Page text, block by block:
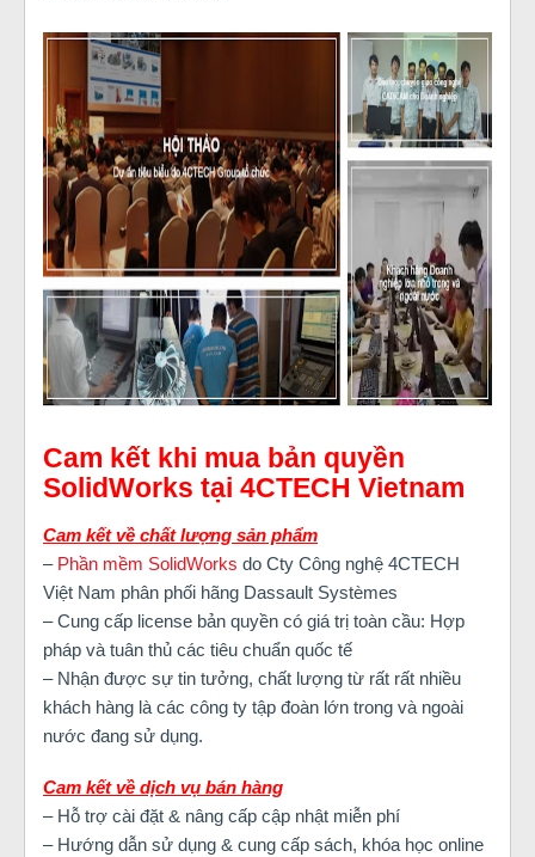
Cam kết khi mua bản quyền
SolidWorks tại 4CTECH Vietnam
Cam kết về chất lượng sản phẩm
– Phần mềm SolidWorks do Cty Công nghệ 4CTECH
Việt Nam phân phối hãng Dassault Systèmes
– Cung cấp license bản quyền có giá trị toàn cầu: Hợp
pháp và tuân thủ các tiêu chuẩn quốc tế
– Nhận được sự tin tưởng, chất lượng từ rất rất nhiều
khách hàng là các công ty tập đoàn lớn trong và ngoài
nước đang sử dụng.
Cam kết về dịch vụ bán hàng
– Hỗ trợ cài đặt & nâng cấp cập nhật miễn phí
– Hướng dẫn sử dụng & cung cấp sách, khóa học online